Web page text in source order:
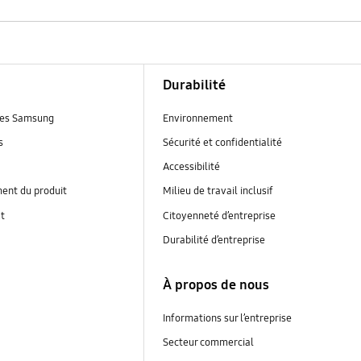
Samsung
du produit
Durabilité
Environnement
Sécurité et confidentialité
Accessibilité
Milieu de travail inclusif
Citoyenneté d’entreprise
Durabilité d’entreprise
À propos de nous
Informations sur l’entreprise
Secteur commercial